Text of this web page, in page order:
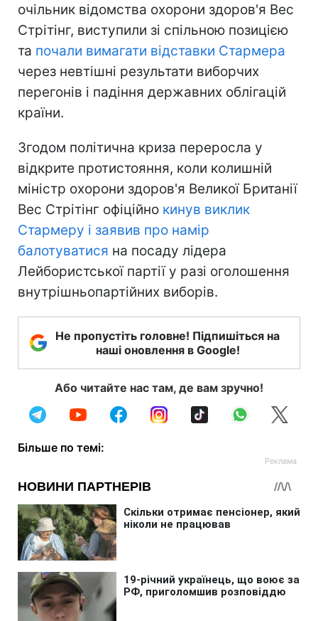
очільник відомства охорони здоров'я Вес
Стрітінг, виступили зі спільною позицією
та почали вимагати відставки Стармера
через невтішні результати виборчих
перегонів і падіння державних облігацій
країни.
Згодом політична криза переросла у
відкрите протистояння, коли колишній
міністр охорони здоров'я Великої Британії
Вес Стрітінг офіційно кинув виклик
Стармеру і заявив про намір
балотуватися на посаду лідера
Лейбористської партії у разі оголошення
внутрішньопартійних виборів.
Не пропустіть головне! Підпишіться на
наші оновлення в Google!
Або читайте нас там, де вам зручно!
Більше по темі: